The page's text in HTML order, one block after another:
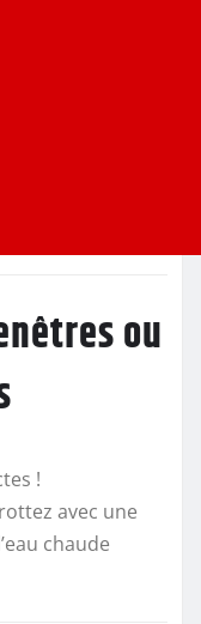
ou
!
avec une
chaude